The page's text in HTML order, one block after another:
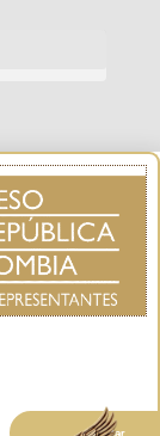
Aceptar